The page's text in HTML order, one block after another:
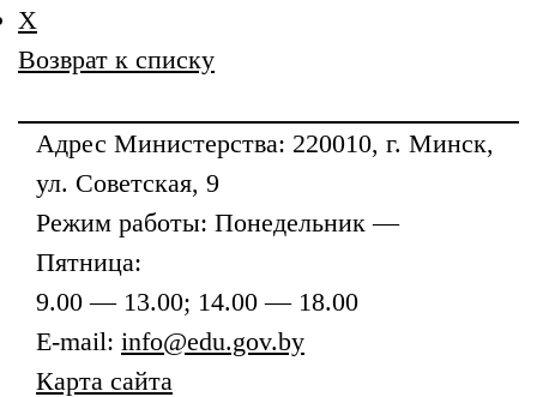
X
Возврат к списку
Адрес Министерства: 220010, г. Минск,
ул. Советская, 9
Режим работы: Понедельник —
Пятница:
9.00 — 13.00; 14.00 — 18.00
E-mail: info@edu.gov.by
Карта сайта